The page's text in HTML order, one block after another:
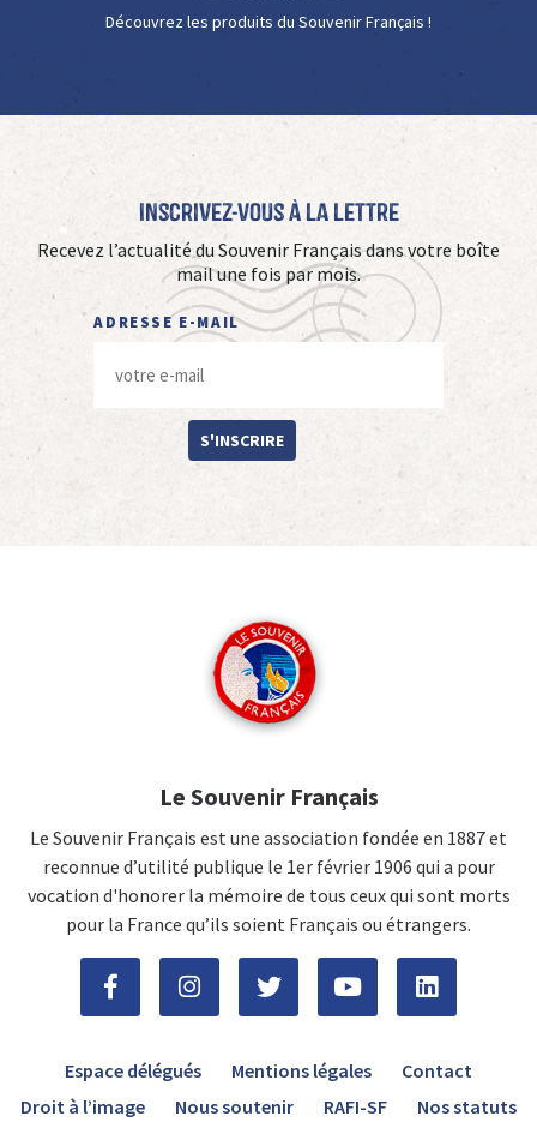
Découvrez les produits du Souvenir Français !
Inscrivez-vous à La Lettre
Recevez l’actualité du Souvenir Français dans votre boîte
mail une fois par mois.
ADRESSE E-MAIL
S'INSCRIRE
Le Souvenir Français
Le Souvenir Français est une association fondée en 1887 et
reconnue d’utilité publique le 1er février 1906 qui a pour
vocation d'honorer la mémoire de tous ceux qui sont morts
pour la France qu’ils soient Français ou étrangers.
Espace délégués Mentions légales
Contact
Droit à l’image
Nous soutenir RAFI-SF Nos statuts